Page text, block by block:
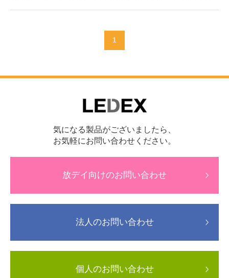
1
気になる製品がございましたら、
お気軽にお問い合わせください。
放デイ向けのお問い合わせ
法人のお問い合わせ
個人のお問い合わせ